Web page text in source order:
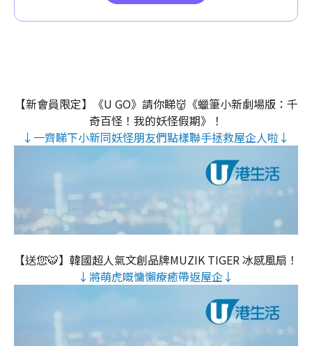
【新會員限定】《U GO》請你睇👹《蠟筆小新劇場版：千
奇百怪！我的妖怪假期》！
↓一齊睇下小新同妖怪朋友們點樣聯手拯救屋企人啦↓
【送您🐯】韓國超人氣文創品牌MUZIK TIGER 冰感風扇！
↓將萌虎嘅慵懶療癒帶返屋企↓